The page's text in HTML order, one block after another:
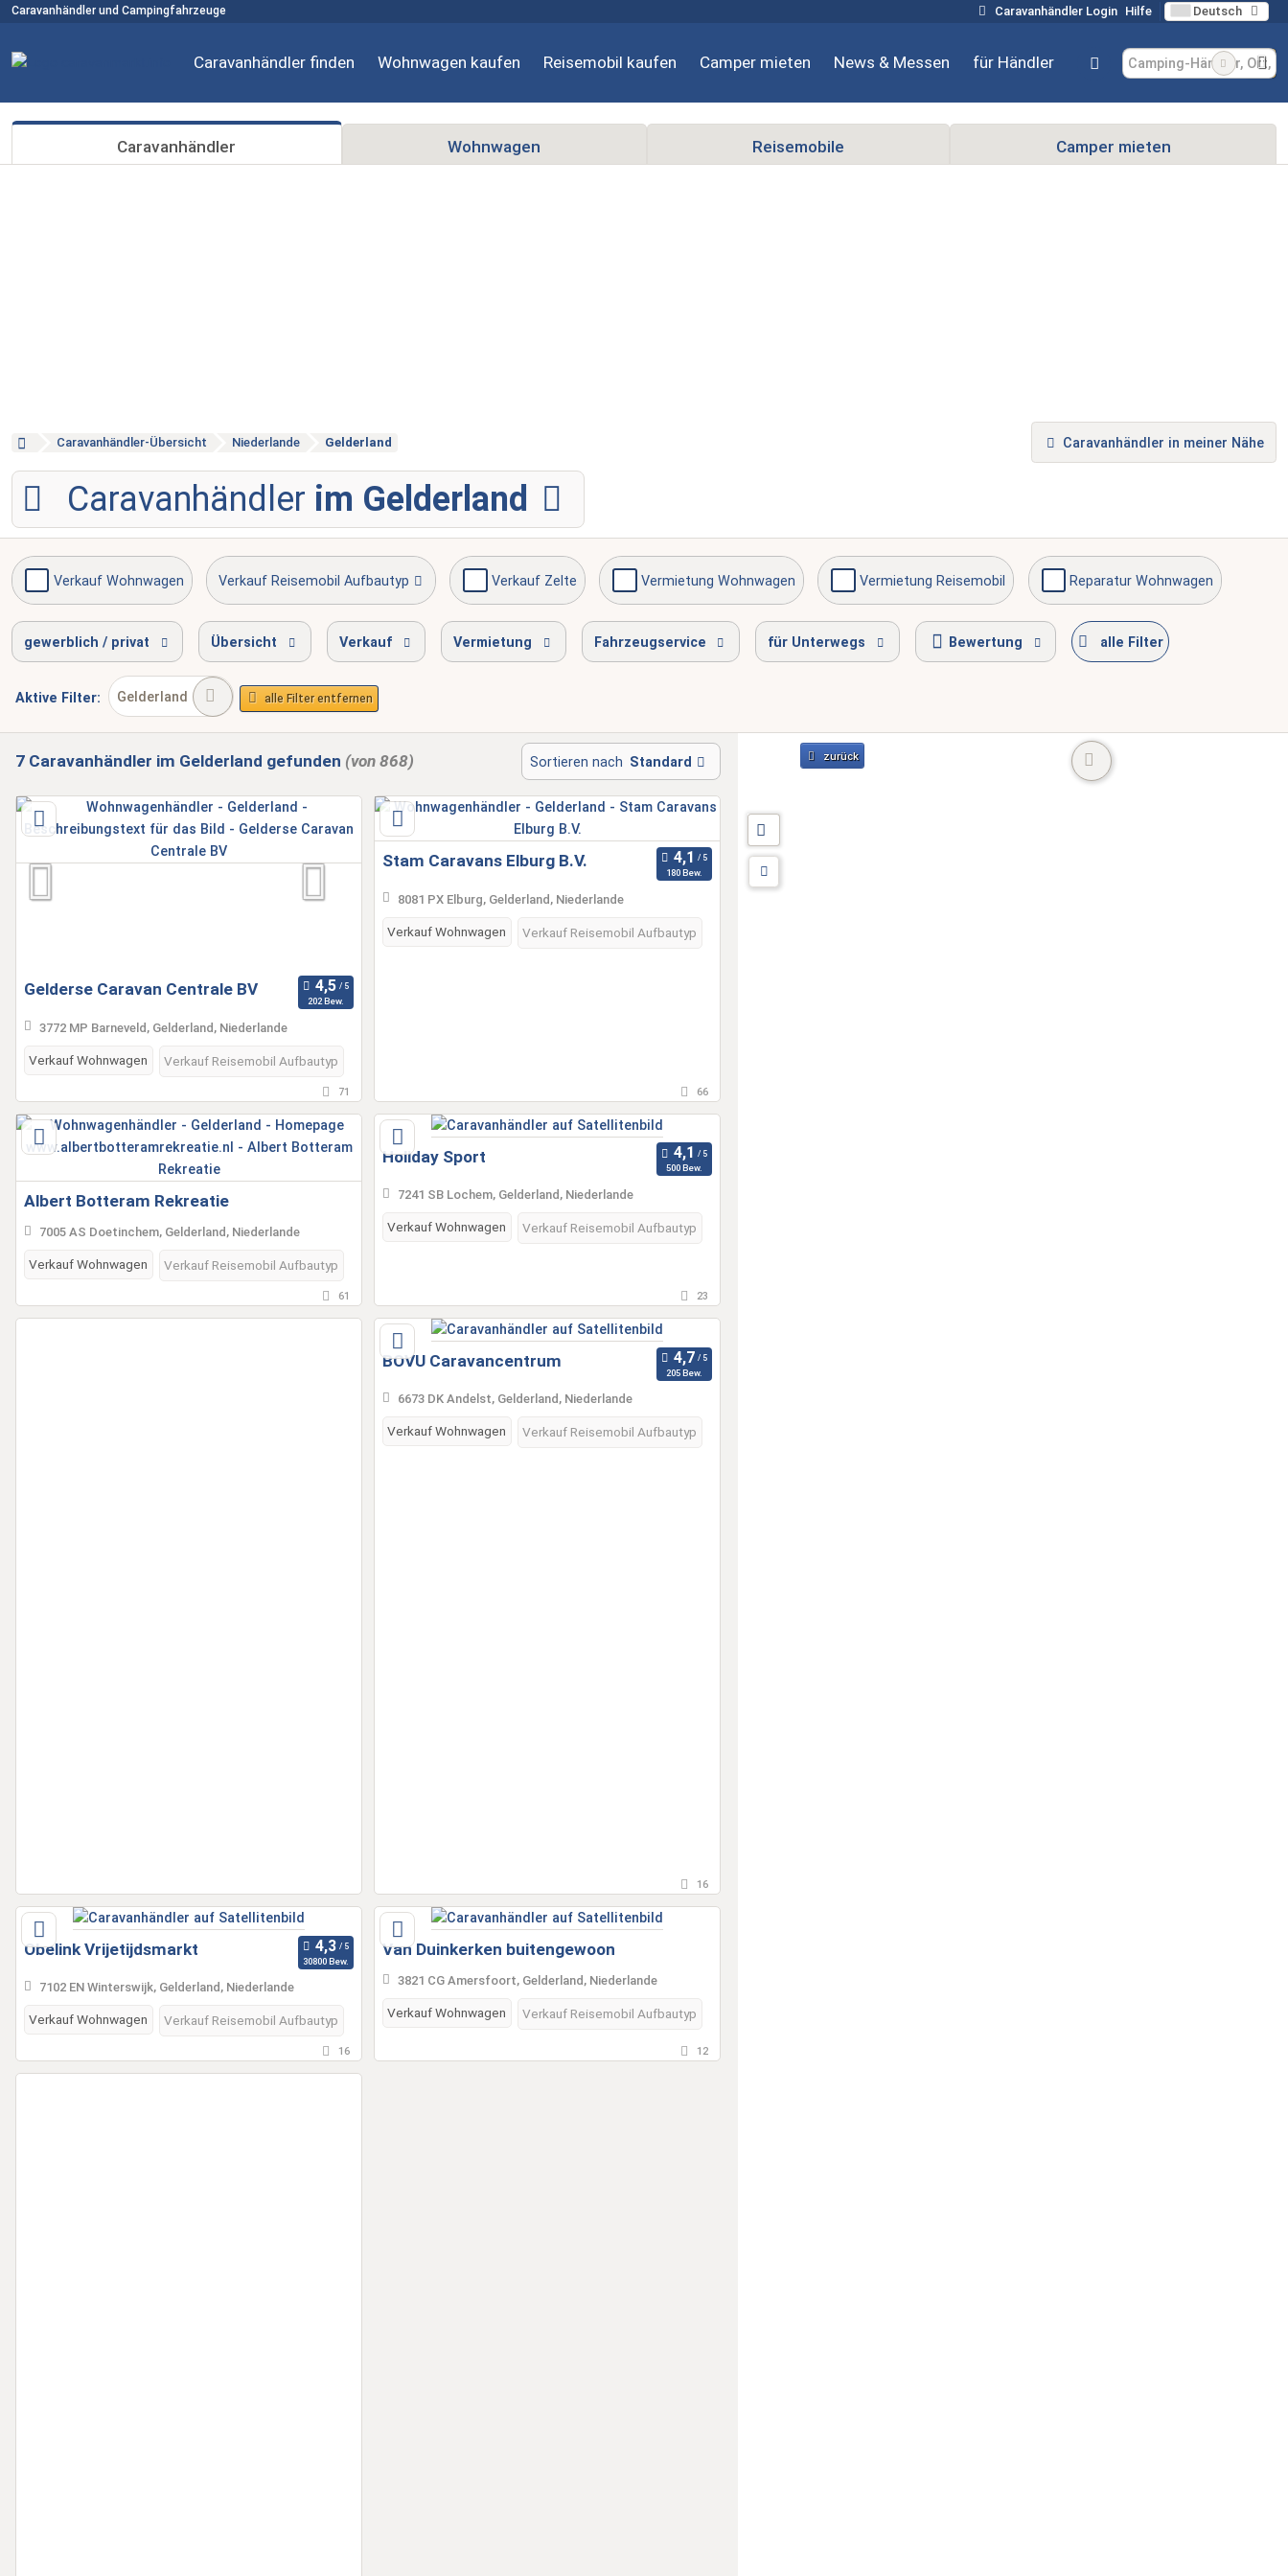
Caravanhändler und Campingfahrzeuge Caravanhändler Login Hilfe Deutsch
Caravanhändler finden Wohnwagen kaufen Reisemobil kaufen Camper mieten News & Messen für Händler
Caravanhändler Wohnwagen Reisemobile Camper mieten
Caravanhändler-Übersicht Niederlande Gelderland Caravanhändler in meiner Nähe
Caravanhändler im Gelderland
Verkauf Wohnwagen Verkauf Reisemobil Aufbautyp Verkauf Zelte Vermietung Wohnwagen Vermietung Reisemobil Reparatur Wohnwagen
Reparatur Reisemobil Unfallinstandsetzung Gasprüfung Serviceinspektion am Wochenende erreichbar
gewerblich / privat Übersicht Verkauf Vermietung Fahrzeugservice für Unterwegs Bewertung alle Filter
Aktive Filter: Gelderland alle Filter entfernen
7 Caravanhändler im Gelderland gefunden (von 868) Sortieren nach Standard
Gelderse Caravan Centrale BV
202 Bew.
3772 MP Barneveld, Gelderland, Niederlande
Verkauf Wohnwagen Verkauf Reisemobil Aufbautyp
71
Stam Caravans Elburg B.V.
180 Bew.
8081 PX Elburg, Gelderland, Niederlande
Verkauf Wohnwagen Verkauf Reisemobil Aufbautyp
66
Albert Botteram Rekreatie
7005 AS Doetinchem, Gelderland, Niederlande
Verkauf Wohnwagen Verkauf Reisemobil Aufbautyp
61
Holiday Sport
500 Bew.
7241 SB Lochem, Gelderland, Niederlande
Verkauf Wohnwagen Verkauf Reisemobil Aufbautyp
23
BOVU Caravancentrum
205 Bew.
6673 DK Andelst, Gelderland, Niederlande
Verkauf Wohnwagen Verkauf Reisemobil Aufbautyp
16
Obelink Vrijetijdsmarkt
30800 Bew.
7102 EN Winterswijk, Gelderland, Niederlande
Verkauf Wohnwagen Verkauf Reisemobil Aufbautyp
16
Van Duinkerken buitengewoon
3821 CG Amersfoort, Gelderland, Niederlande
Verkauf Wohnwagen Verkauf Reisemobil Aufbautyp
12
zurück